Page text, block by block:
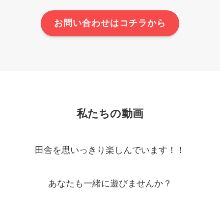
お問い合わせはコチラから
私たちの動画
田舎を思いっきり楽しんでいます！！
あなたも一緒に遊びませんか？